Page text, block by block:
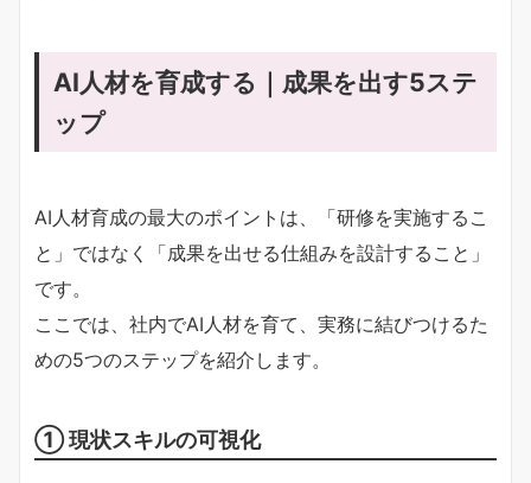
AI人材を育成する｜成果を出す5ステ
ップ
AI人材育成の最大のポイントは、「研修を実施するこ
と」ではなく「成果を出せる仕組みを設計すること」
です。
ここでは、社内でAI人材を育て、実務に結びつけるた
めの5つのステップを紹介します。
① 現状スキルの可視化